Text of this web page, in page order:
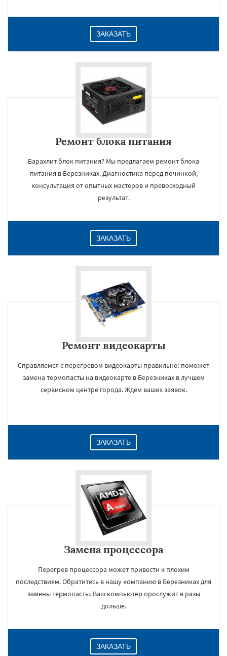
ЗАКАЗАТЬ
Ремонт блока питания
Барахлит блок питания? Мы предлагаем ремонт блока
питания в Березниках. Диагностика перед починкой,
консультация от опытных мастеров и превосходный
результат.
ЗАКАЗАТЬ
Ремонт видеокарты
Справляемся с перегревом видеокарты правильно: поможет
замена термопасты на видеокарте в Березниках в лучшем
сервисном центре города. Ждем ваших заявок.
ЗАКАЗАТЬ
Замена процессора
Перегрев процессора может привести к плохим
последствиям. Обратитесь в нашу компанию в Березниках для
замены термопасты. Ваш компьютер прослужит в разы
дольше.
ЗАКАЗАТЬ